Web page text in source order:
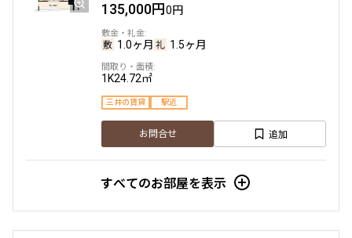
135,000円0円
1.0ヶ月 1.5ヶ月
1K24.72㎡
三井の賃貸 駅近
お問合せ 追加
すべてのお部屋を表示